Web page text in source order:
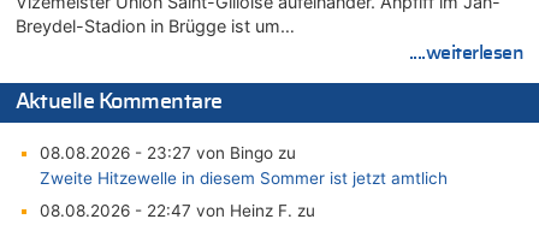
Breydel-Stadion in Brügge ist um…
....weiterlesen
Aktuelle Kommentare
08.08.2026 - 23:27 von Bingo zu
Zweite Hitzewelle in diesem Sommer ist jetzt amtlich
08.08.2026 - 22:47 von Heinz F. zu